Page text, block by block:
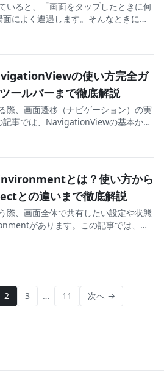
いると、「画面をタップしたときに何
によく遭遇します。そんなときに便
ィファイアです。 本記事では、
の使い方完全ガ
ールバーまで徹底解説
際、画面遷移（ナビゲーション）の実
事では、NavigationViewの基本から
にもわかりやすく解説します。
とは？使い方から
との違いまで徹底解説
際、画面全体で共有したい設定や状態
があります。この記事では、
践的な使い方まで、初心者にもわか
2 3 … 11 次へ →